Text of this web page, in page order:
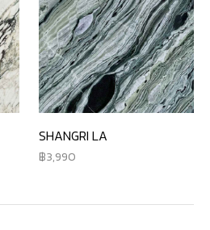
SHANGRI LA
3,990